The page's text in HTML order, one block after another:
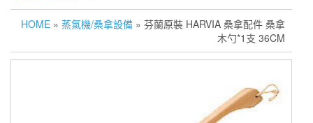
HOME » 蒸氣機/桑拿設備 » 芬蘭原裝 HARVIA 桑拿配件 桑拿
木勺*1支 36CM